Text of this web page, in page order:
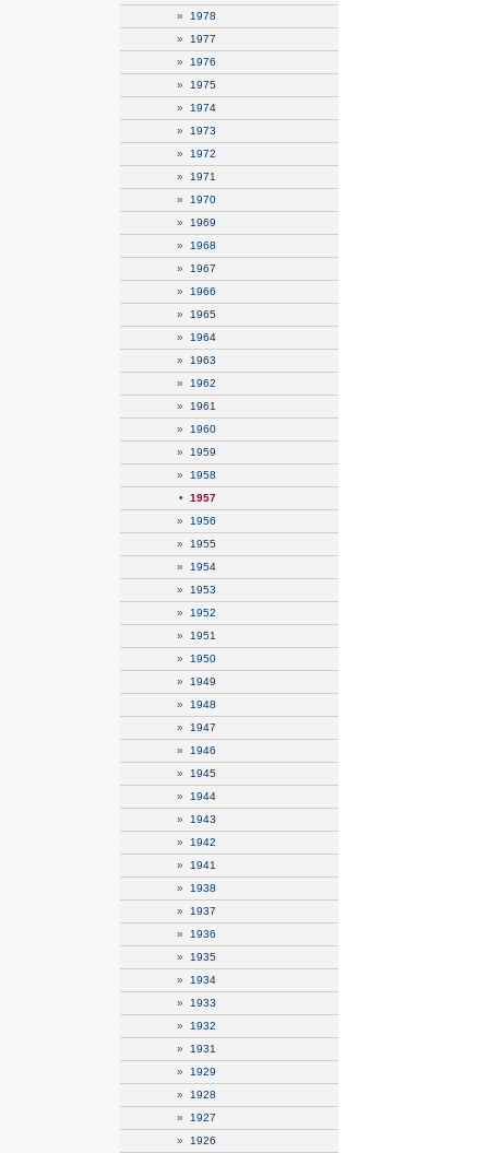
» 1978
» 1977
» 1976
» 1975
» 1974
» 1973
» 1972
» 1971
» 1970
» 1969
» 1968
» 1967
» 1966
» 1965
» 1964
» 1963
» 1962
» 1961
» 1960
» 1959
» 1958
• 1957
» 1956
» 1955
» 1954
» 1953
» 1952
» 1951
» 1950
» 1949
» 1948
» 1947
» 1946
» 1945
» 1944
» 1943
» 1942
» 1941
» 1938
» 1937
» 1936
» 1935
» 1934
» 1933
» 1932
» 1931
» 1929
» 1928
» 1927
» 1926